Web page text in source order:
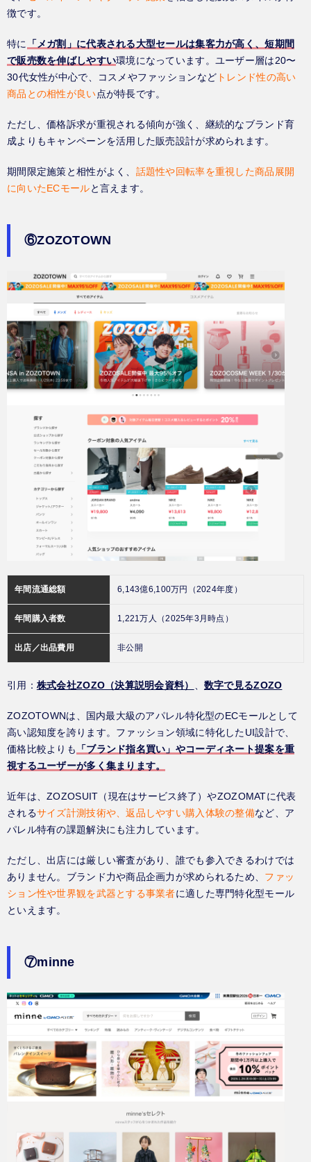
徴です。
特に 「メガ割」に代表される大型セールは集客力が高く、短期間
で販売数を伸ばしやすい環境になっています。ユーザー層は20〜
30代女性が中心で、コスメやファッションなど トレンド性の高い
商品との相性が良い点が特長です。
ただし、価格訴求が重視される傾向が強く、継続的なブランド育
成よりもキャンペーンを活用した販売設計が求められます。
期間限定施策と相性がよく、 話題性や回転率を重視した商品展開
に向いたECモールと言えます。
⑥ZOZOTOWN
年間流通総額 6,143億6,100万円（2024年度）
年間購入者数 1,221万人（2025年3月時点）
出店／出品費用 非公開
引用： 株式会社ZOZO（決算説明会資料） 、 数字で見るZOZO
ZOZOTOWNは、国内最大級のアパレル特化型のECモールとして
高い認知度を誇ります。ファッション領域に特化したUI設計で、
価格比較よりも
「ブランド指名買い」やコーディネート提案を重
視するユーザーが多く集まります。
近年は、ZOZOSUIT（現在はサービス終了）やZOZOMATに代表
されるサイズ計測技術や、返品しやすい購入体験の整備など、ア
パレル特有の課題解決にも注力しています。
ただし、出店には厳しい審査があり、誰でも参入できるわけでは
ありません。ブランド力や商品企画力が求められるため、 ファッ
ション性や世界観を武器とする事業者に適した専門特化型モール
といえます。
⑦minne